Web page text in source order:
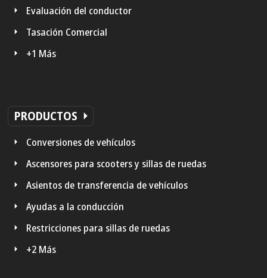
Evaluación del conductor
Tasación Comercial
+1 Más
PRODUCTOS
Conversiones de vehículos
Ascensores para scooters y sillas de ruedas
Asientos de transferencia de vehículos
Ayudas a la conducción
Restricciones para sillas de ruedas
+2 Más